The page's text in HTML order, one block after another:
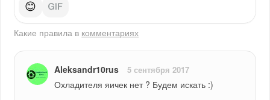
😊
Какие правила в комментариях
Aleksandr10rus 5 сентября 2017
Охладителя яичек нет ? Будем искать :)